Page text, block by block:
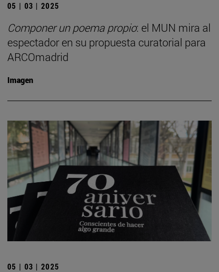
05 | 03 | 2025
Componer un poema propio: el MUN mira al
espectador en su propuesta curatorial para
ARCOmadrid
Imagen
05 | 03 | 2025